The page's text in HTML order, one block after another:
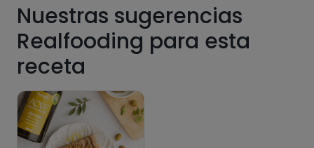
Hazte PLUS para ver la información nutricional
de las recetas, y desbloquear muchas más
Pásate al PLUS
Nuestras sugerencias
Realfooding para esta
receta